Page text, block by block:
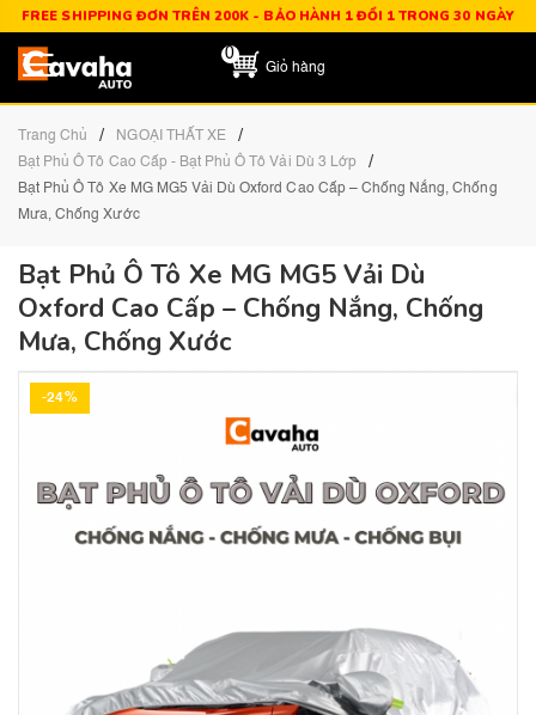
FREE SHIPPING ĐƠN TRÊN 200K - BẢO HÀNH 1 ĐỔI 1 TRONG 30 NGÀY
0
Giỏ hàng
Trang Chủ / NGOẠI THẤT XE /
Bạt Phủ Ô Tô Cao Cấp - Bạt Phủ Ô Tô Vải Dù 3 Lớp /
Bạt Phủ Ô Tô Xe MG MG5 Vải Dù Oxford Cao Cấp – Chống Nắng, Chống
Mưa, Chống Xước
Bạt Phủ Ô Tô Xe MG MG5 Vải Dù
Oxford Cao Cấp – Chống Nắng, Chống
Mưa, Chống Xước
-24%